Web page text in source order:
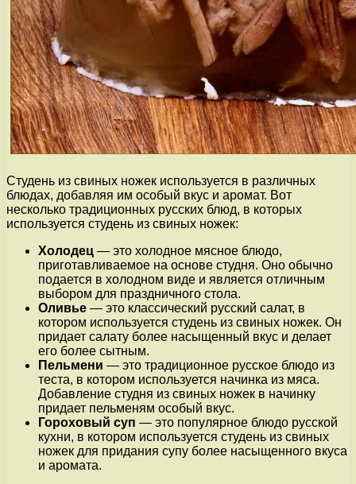
Студень из свиных ножек используется в различных
блюдах, добавляя им особый вкус и аромат. Вот
несколько традиционных русских блюд, в которых
используется студень из свиных ножек:
Холодец — это холодное мясное блюдо,
приготавливаемое на основе студня. Оно обычно
подается в холодном виде и является отличным
выбором для праздничного стола.
Оливье — это классический русский салат, в
котором используется студень из свиных ножек. Он
придает салату более насыщенный вкус и делает
его более сытным.
Пельмени — это традиционное русское блюдо из
теста, в котором используется начинка из мяса.
Добавление студня из свиных ножек в начинку
придает пельменям особый вкус.
Гороховый суп — это популярное блюдо русской
кухни, в котором используется студень из свиных
ножек для придания супу более насыщенного вкуса
и аромата.